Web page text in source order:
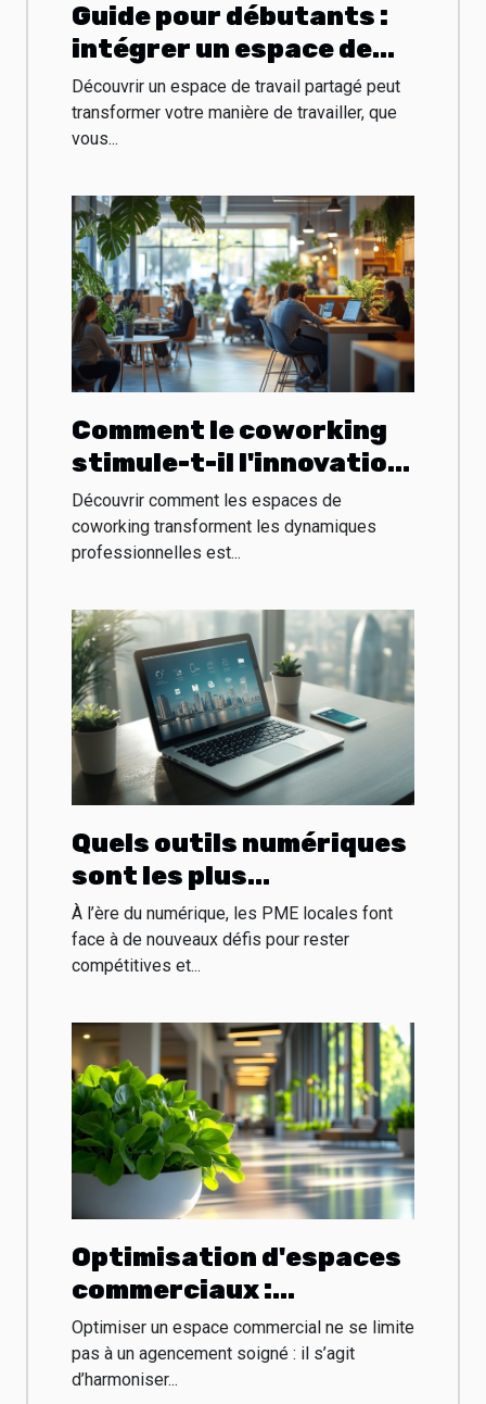
Guide pour débutants :
intégrer un espace de
travail partagé
efficacement
Découvrir un espace de travail partagé peut
transformer votre manière de travailler, que
vous...
Comment le coworking
stimule-t-il l'innovation
et le réseau
professionnel ?
Découvrir comment les espaces de
coworking transforment les dynamiques
professionnelles est...
Quels outils numériques
sont les plus
performants pour les
PME locales ?
À l’ère du numérique, les PME locales font
face à de nouveaux défis pour rester
compétitives et...
Optimisation d'espaces
commerciaux :
esthétique et
fonctionnalité
combinées
Optimiser un espace commercial ne se limite
pas à un agencement soigné : il s’agit
d’harmoniser...